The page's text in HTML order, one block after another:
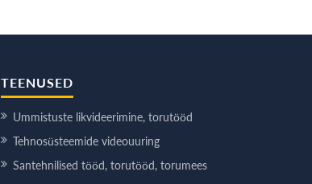
TEENUSED
Ummistuste likvideerimine, torutööd
Tehnosüsteemide videouuring
Santehnilised tööd, torutööd, torumees